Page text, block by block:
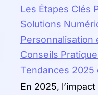
Les Étapes Clés
Solutions
Personnalisation
Conseils
Tendances 2025
En 2025,